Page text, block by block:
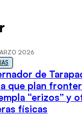
2026
de
que plan
“erizos” y
físicas